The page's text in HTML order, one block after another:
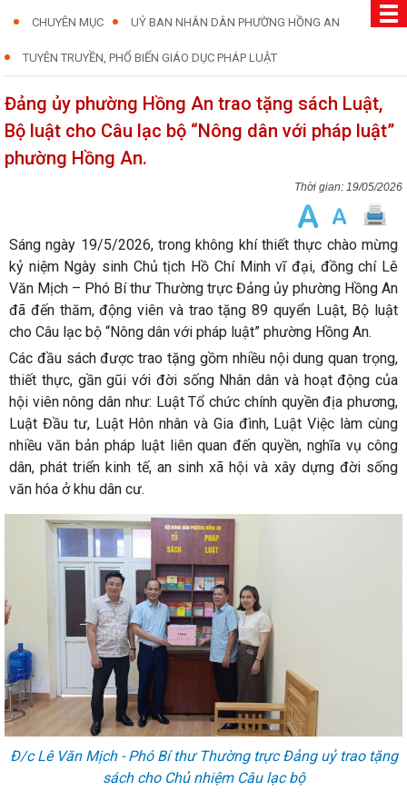
CHUYÊN MỤC UỶ BAN NHÂN DÂN PHƯỜNG HỒNG AN
TUYÊN TRUYỀN, PHỔ BIẾN GIÁO DỤC PHÁP LUẬT
Đảng ủy phường Hồng An trao tặng sách Luật,
Bộ luật cho Câu lạc bộ “Nông dân với pháp luật”
phường Hồng An.
19/05/2026
Sáng ngày 19/5/2026, trong không khí thiết thực chào mừng
kỷ niệm Ngày sinh Chủ tịch Hồ Chí Minh vĩ đại, đồng chí Lê
Văn Mịch – Phó Bí thư Thường trực Đảng ủy phường Hồng An
đã đến thăm, động viên và trao tặng 89 quyển Luật, Bộ luật
cho Câu lạc bộ “Nông dân với pháp luật” phường Hồng An.
Các đầu sách được trao tặng gồm nhiều nội dung quan trọng,
thiết thực, gần gũi với đời sống Nhân dân và hoạt động của
hội viên nông dân như: Luật Tổ chức chính quyền địa phương,
Luật Đầu tư, Luật Hôn nhân và Gia đình, Luật Việc làm cùng
nhiều văn bản pháp luật liên quan đến quyền, nghĩa vụ công
dân, phát triển kinh tế, an sinh xã hội và xây dựng đời sống
văn hóa ở khu dân cư.
Đ/c Lê Văn Mịch - Phó Bí thư Thường trực Đảng uỷ trao tặng
sách cho Chủ nhiệm Câu lạc bộ